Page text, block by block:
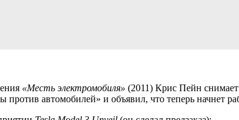
«Месть электромобиля» (2011) Крис Пейн
автомобилей» и объявил, что теперь начнет